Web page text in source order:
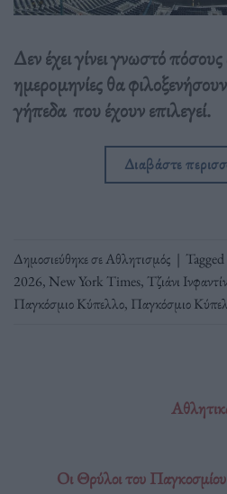
Δεν έχει γίνει γνωστό
ημερομηνίες θα
γήπεδα που έχουν επιλεγεί.
Διαβάστε
Δημοσιεύθηκε σεΑθλητισμός | Tagged
2026, New York Times, Tζιάνι
Παγκόσμιο Κύπελλο, Παγκόσμιο
Οι Θρύλοι του